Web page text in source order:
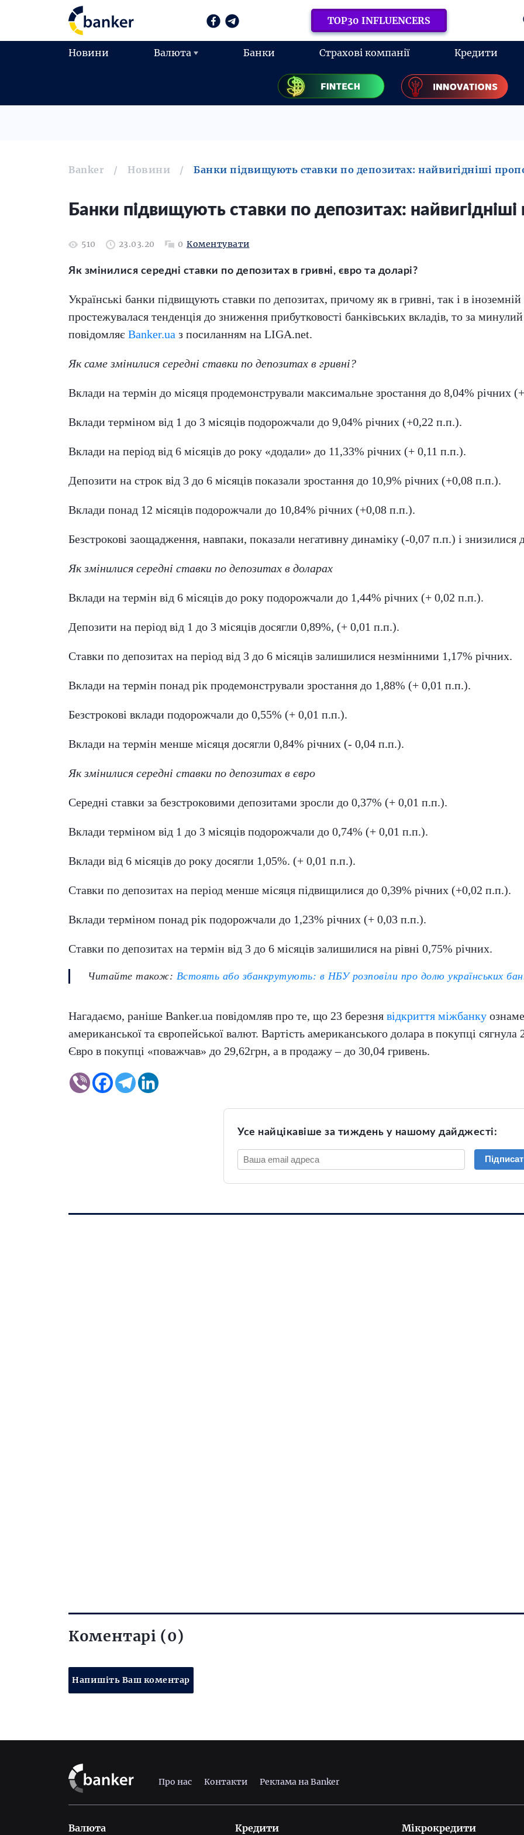
TOP30 INFLUENCERS
Новини Валюта Банки Страхові компанії Кредити
Banker Новини Банки підвищують ставки по депозитах: найвигідніші
Банки підвищують ставки по депозитах: найвигідніші
510 23.03.20 0 Коментувати
Як змінилися середні ставки по депозитах в гривні, євро та доларі?
Українські банки підвищують ставки по депозитах, причому як в гривні, так і в
простежувалася тенденція до зниження прибутковості банківських вкладів, то за
повідомляє Banker.ua з посиланням на LIGA.net.
Як саме змінилися середні ставки по депозитах в гривні?
Вклади на термін до місяця продемонстрували максимальне зростання до 8,04% річних
Вклади терміном від 1 до 3 місяців подорожчали до 9,04% річних (+0,22 п.п.).
Вклади на період від 6 місяців до року «додали» до 11,33% річних (+ 0,11 п.п.).
Депозити на строк від 3 до 6 місяців показали зростання до 10,9% річних (+0,08 п.п.).
Вклади понад 12 місяців подорожчали до 10,84% річних (+0,08 п.п.).
Безстрокові заощадження, навпаки, показали негативну динаміку (-0,07 п.п.) і знизилися
Як змінилися середні ставки по депозитах в доларах
Вклади на термін від 6 місяців до року подорожчали до 1,44% річних (+ 0,02 п.п.).
Депозити на період від 1 до 3 місяців досягли 0,89%, (+ 0,01 п.п.).
Ставки по депозитах на період від 3 до 6 місяців залишилися незмінними 1,17% річних.
Вклади на термін понад рік продемонстрували зростання до 1,88% (+ 0,01 п.п.).
Безстрокові вклади подорожчали до 0,55% (+ 0,01 п.п.).
Вклади на термін менше місяця досягли 0,84% річних (- 0,04 п.п.).
Як змінилися середні ставки по депозитах в євро
Середні ставки за безстроковими депозитами зросли до 0,37% (+ 0,01 п.п.).
Вклади терміном від 1 до 3 місяців подорожчали до 0,74% (+ 0,01 п.п.).
Вклади від 6 місяців до року досягли 1,05%. (+ 0,01 п.п.).
Ставки по депозитах на період менше місяця підвищилися до 0,39% річних (+0,02 п.п.).
Вклади терміном понад рік подорожчали до 1,23% річних (+ 0,03 п.п.).
Ставки по депозитах на термін від 3 до 6 місяців залишилися на рівні 0,75% річних.
Читайте також: Встоять або збанкрутують: в НБУ розповіли про долю українських
Нагадаємо, раніше Banker.ua повідомляв про те, що 23 березня відкриття міжбанку
американської та європейської валют. Вартість американського долара в покупці
Євро в покупці «поважчав» до 29,62грн, а в продажу – до 30,04 гривень.
Усе найцікавіше за тиждень у нашому дайджесті:
Коментарі (0)
Напишіть Ваш коментар
Про нас Контакти Реклама на Banker
Валюта Кредити Мікрокредити